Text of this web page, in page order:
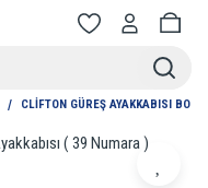
CLIFTON GÜREŞ AYAKKABISI